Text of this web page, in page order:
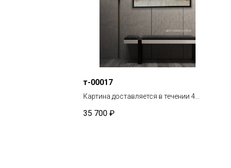
т-00017
Картина доставляется в течении 4
35 700 ₽